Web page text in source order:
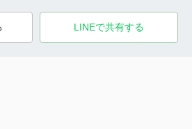
LINEで共有する